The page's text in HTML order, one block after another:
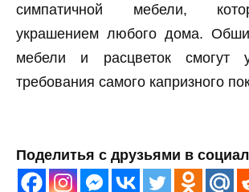
симпатичной мебели,
украшением любого дома.
мебели и расцветок смогут
требования самого капризного
Поделитья с друзьями в